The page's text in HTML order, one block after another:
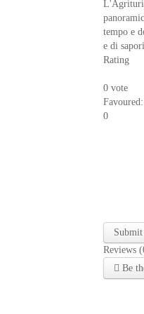
tempo e
e di
Rating
0 vote
Favoured:
0
Reviews
Be